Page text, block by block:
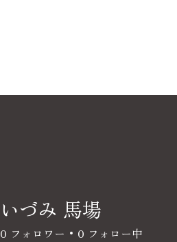
いづみ 馬場
0 フォロワー 0 フォロー中